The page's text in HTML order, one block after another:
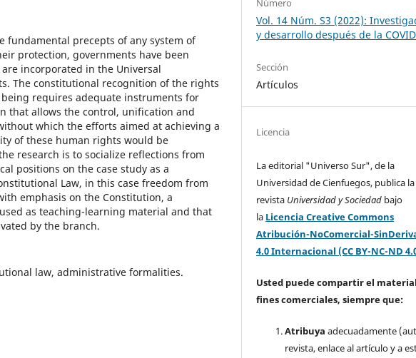
fundamental precepts of any system of
protection, governments have been
incorporated in the Universal
The constitutional recognition of the rights
requires adequate instruments for
that allows the control, unification and
which the efforts aimed at achieving a
of these human rights would be
research is to socialize reflections from
positions on the case study as a
Law, in this case freedom from
emphasis on the Constitution, a
as teaching-learning material and that
by the branch.
law, administrative formalities.
Número
Vol. 14 Núm. S3 (2022):
y desarrollo después de la
Sección
Artículos
Licencia
La editorial "Universo Sur", de la
Universidad de Cienfuegos, publica la
revista Universidad y Sociedad bajo
la Licencia Creative Commons
Atribución-NoComercial-
4.0 Internacional (CC BY-NC-ND
Usted puede compartir el
fines comerciales, siempre que:
Atribuya adecuadamente
revista, enlace al artículo y a